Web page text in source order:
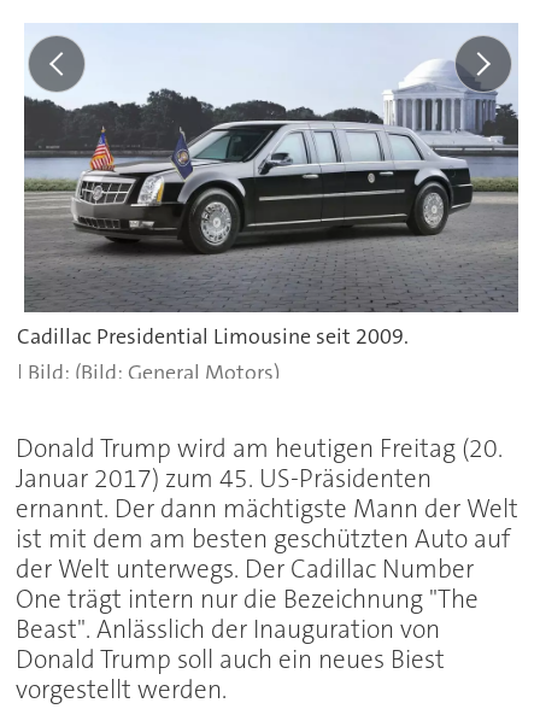
Cadillac Presidential Limousine seit 2009.
(Bild: General Motors)
Donald Trump wird am heutigen Freitag (20.
Januar 2017) zum 45. US-Präsidenten
ernannt. Der dann mächtigste Mann der Welt
ist mit dem am besten geschützten Auto auf
der Welt unterwegs. Der Cadillac Number
One trägt intern nur die Bezeichnung "The
Beast". Anlässlich der Inauguration von
Donald Trump soll auch ein neues Biest
vorgestellt werden.